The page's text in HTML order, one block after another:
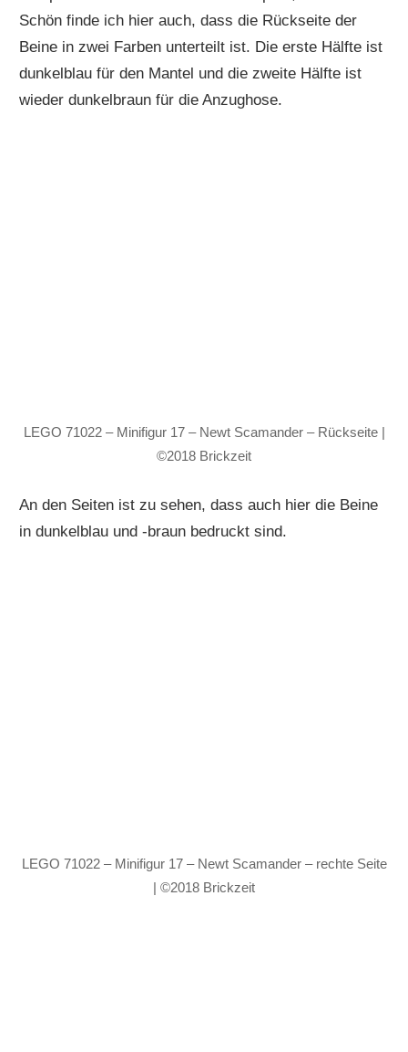
Schön finde ich hier auch, dass die Rückseite der
Beine in zwei Farben unterteilt ist. Die erste Hälfte ist
dunkelblau für den Mantel und die zweite Hälfte ist
wieder dunkelbraun für die Anzughose.
LEGO 71022 – Minifigur 17 – Newt Scamander – Rückseite |
©2018 Brickzeit
An den Seiten ist zu sehen, dass auch hier die Beine
in dunkelblau und -braun bedruckt sind.
LEGO 71022 – Minifigur 17 – Newt Scamander – rechte Seite
| ©2018 Brickzeit